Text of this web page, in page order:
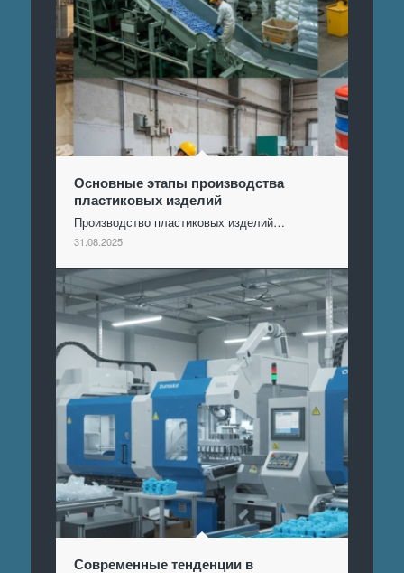
Основные этапы производства
пластиковых изделий
Производство пластиковых изделий…
31.08.2025
Современные тенденции в